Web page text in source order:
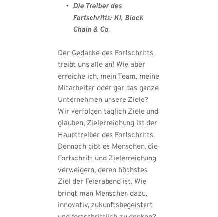
Die Treiber des
Fortschritts: KI, Block
Chain & Co.
Der Gedanke des Fortschritts
treibt uns alle an! Wie aber
erreiche ich, mein Team, meine
Mitarbeiter oder gar das ganze
Unternehmen unsere Ziele?
Wir verfolgen täglich Ziele und
glauben, Zielerreichung ist der
Haupttreiber des Fortschritts.
Dennoch gibt es Menschen, die
Fortschritt und Zielerreichung
verweigern, deren höchstes
Ziel der Feierabend ist. Wie
bringt man Menschen dazu,
innovativ, zukunftsbegeistert